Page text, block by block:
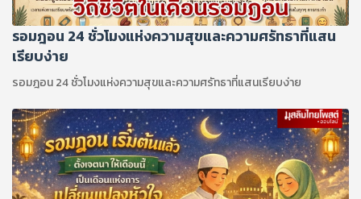
รอมฎอน 24 ชั่วโมงแห่งความสุขและความศรัทธาที่แสน
เรียบง่าย
รอมฎอน 24 ชั่วโมงแห่งความสุขและความศรัทธาที่แสนเรียบง่าย